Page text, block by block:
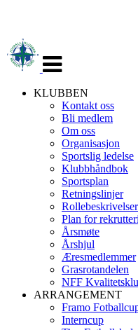
navigasjon
KLUBBEN
Kontakt oss
Bli medlem
Om oss
Organisasjon
Sportslig ledelse
Klubbhåndbok
Sportsplan
Retningslinjer
Rollebeskrivelser
Plan for
Årsmøte
Årshjul
Æresmedlemmer
Grasrotandelen
NFF
ARRANGEMENT
Framo
Interncup